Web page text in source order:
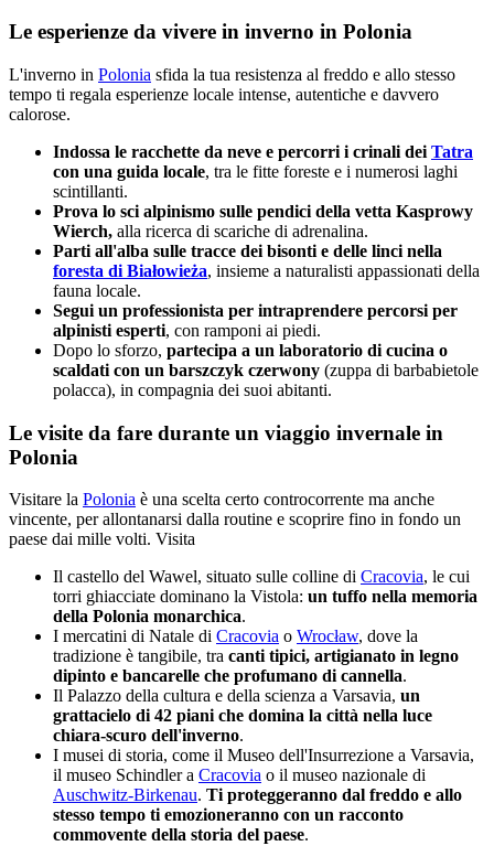
Le esperienze da vivere in inverno in Polonia
L'inverno in Polonia sfida la tua resistenza al freddo e allo stesso
tempo ti regala esperienze locale intense, autentiche e davvero
calorose.
Indossa le racchette da neve e percorri i crinali dei Tatra
con una guida locale, tra le fitte foreste e i numerosi laghi
scintillanti.
Prova lo sci alpinismo sulle pendici della vetta Kasprowy
Wierch, alla ricerca di scariche di adrenalina.
Parti all'alba sulle tracce dei bisonti e delle linci nella
foresta di Białowieża, insieme a naturalisti appassionati della
fauna locale.
Segui un professionista per intraprendere percorsi per
alpinisti esperti, con ramponi ai piedi.
Dopo lo sforzo, partecipa a un laboratorio di cucina o
scaldati con un barszczyk czerwony (zuppa di barbabietole
polacca), in compagnia dei suoi abitanti.
Le visite da fare durante un viaggio invernale in
Polonia
Visitare la Polonia è una scelta certo controcorrente ma anche
vincente, per allontanarsi dalla routine e scoprire fino in fondo un
paese dai mille volti. Visita
Il castello del Wawel, situato sulle colline di Cracovia, le cui
torri ghiacciate dominano la Vistola: un tuffo nella memoria
della Polonia monarchica.
I mercatini di Natale di Cracovia o Wrocław, dove la
tradizione è tangibile, tra canti tipici, artigianato in legno
dipinto e bancarelle che profumano di cannella.
Il Palazzo della cultura e della scienza a Varsavia, un
grattacielo di 42 piani che domina la città nella luce
chiara-scuro dell'inverno.
I musei di storia, come il Museo dell'Insurrezione a Varsavia,
il museo Schindler a Cracovia o il museo nazionale di
Auschwitz-Birkenau. Ti proteggeranno dal freddo e allo
stesso tempo ti emozioneranno con un racconto
commovente della storia del paese.